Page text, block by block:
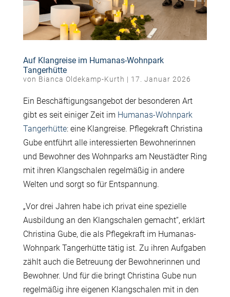
Auf Klangreise im Humanas-Wohnpark
Tangerhütte
von Bianca Oldekamp-Kurth | 17. Januar 2026
Ein Beschäftigungsangebot der besonderen Art
gibt es seit einiger Zeit im Humanas-Wohnpark
Tangerhütte: eine Klangreise. Pflegekraft Christina
Gube entführt alle interessierten Bewohnerinnen
und Bewohner des Wohnparks am Neustädter Ring
mit ihren Klangschalen regelmäßig in andere
Welten und sorgt so für Entspannung.
„Vor drei Jahren habe ich privat eine spezielle
Ausbildung an den Klangschalen gemacht“, erklärt
Christina Gube, die als Pflegekraft im Humanas-
Wohnpark Tangerhütte tätig ist. Zu ihren Aufgaben
zählt auch die Betreuung der Bewohnerinnen und
Bewohner. Und für die bringt Christina Gube nun
regelmäßig ihre eigenen Klangschalen mit in den